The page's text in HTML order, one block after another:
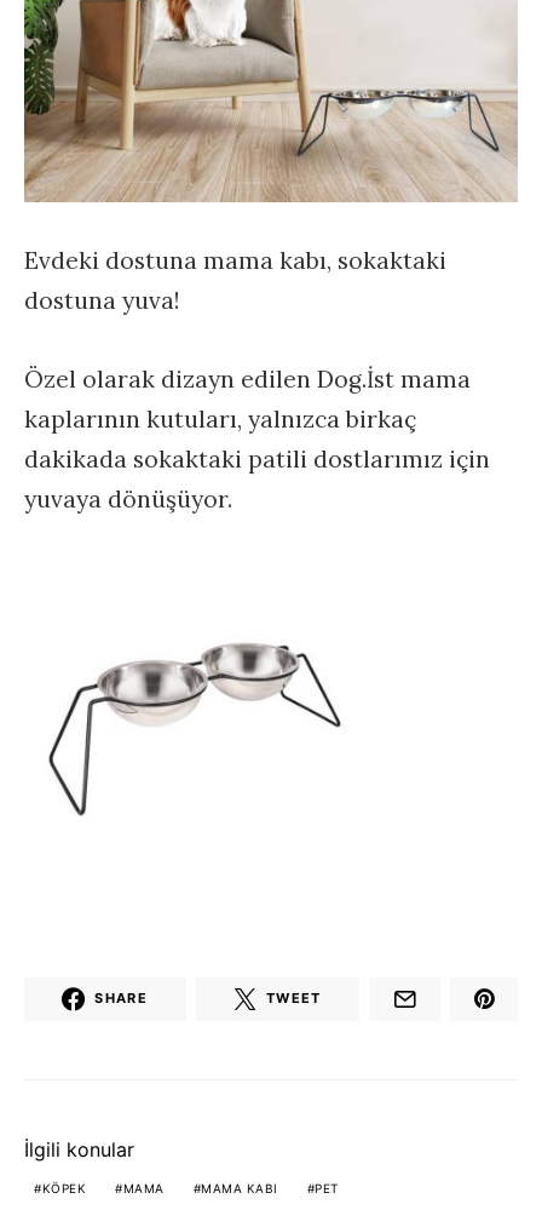
Evdeki dostuna mama kabı, sokaktaki
dostuna yuva!
Özel olarak dizayn edilen Dog.İst mama
kaplarının kutuları, yalnızca birkaç
dakikada sokaktaki patili dostlarımız için
yuvaya dönüşüyor.
SHARE TWEET
İlgili konular
KÖPEK MAMA MAMA KABI PET